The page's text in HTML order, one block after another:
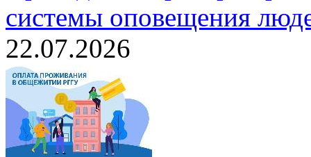
системы оповещения
22.07.2026